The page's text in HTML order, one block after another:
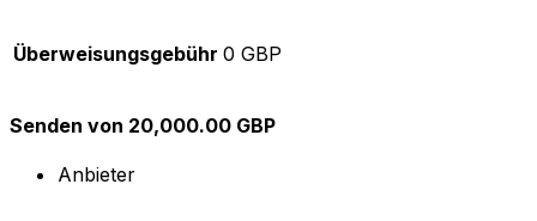
Überweisungsgebühr 0 GBP
Senden von 20,000.00 GBP
Anbieter